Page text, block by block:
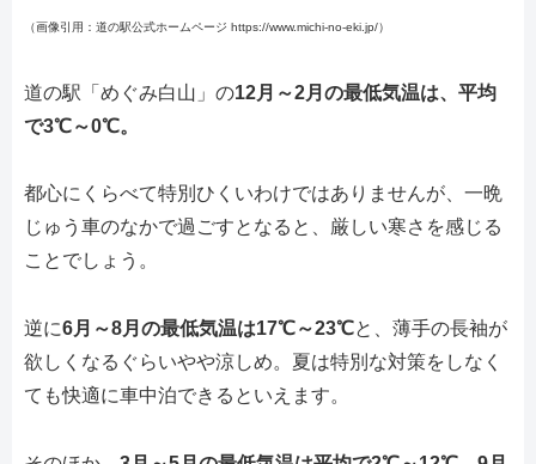
（画像引用：道の駅公式ホームページ https://www.michi-no-eki.jp/）
道の駅「めぐみ白山」の12月～2月の最低気温は、平均
で3℃～0℃。
都心にくらべて特別ひくいわけではありませんが、一晩
じゅう車のなかで過ごすとなると、厳しい寒さを感じる
ことでしょう。
逆に6月～8月の最低気温は17℃～23℃と、薄手の長袖が
欲しくなるぐらいやや涼しめ。夏は特別な対策をしなく
ても快適に車中泊できるといえます。